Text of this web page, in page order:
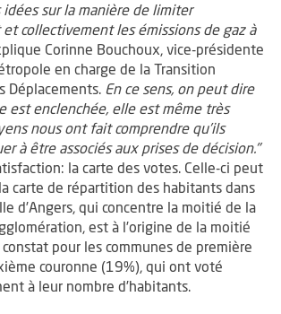
sur la manière de limiter
collectivement les émissions de gaz à
Corinne Bouchoux, vice-présidente
en charge de la Transition
Déplacements. En ce sens, on peut dire
est enclenchée, elle est même très
nous ont fait comprendre qu’ils
à être associés aux prises de décision."
la carte des votes. Celle-ci peut
carte de répartition des habitants dans
d’Angers, qui concentre la moitié de la
est à l’origine de la moitié
pour les communes de première
couronne (19%), qui ont voté
à leur nombre d’habitants.